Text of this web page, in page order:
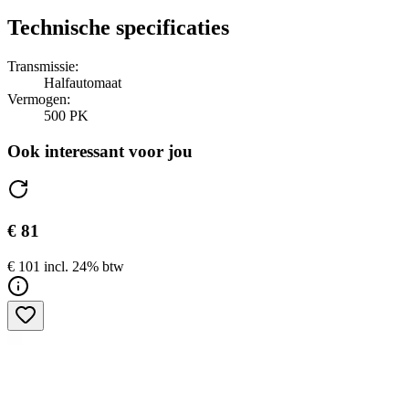
Technische specificaties
Transmissie:
Halfautomaat
Vermogen:
500 PK
Ook interessant voor jou
€ 81
€ 101 incl. 24% btw